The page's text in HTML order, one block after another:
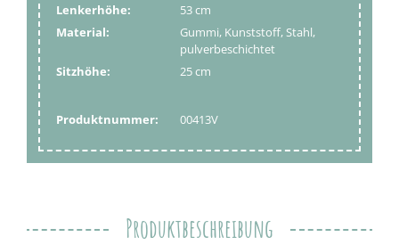
Lenkerhöhe:
53 cm
Material:
Gummi, Kunststoff, Stahl,
pulverbeschichtet
Sitzhöhe:
25 cm
Produktnummer: 00413V
Produktbeschreibung